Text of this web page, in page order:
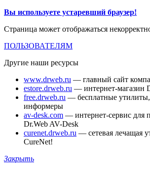
Вы используете устаревший браузер!
Страница может отображаться
ПОЛЬЗОВАТЕЛЯМ
Другие наши ресурсы
www.drweb.ru — главный сайт
estore.drweb.ru — интернет-магазин
free.drweb.ru — бесплатные
информеры
av-desk.com — интернет-сервис для
Dr.Web AV-Desk
curenet.drweb.ru — сетевая лечащая
CureNet!
Закрыть